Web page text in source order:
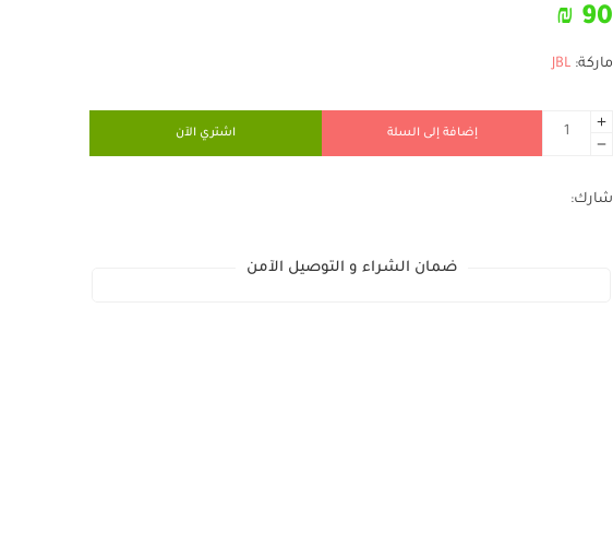
90
₪
ماركة: JBL
إضافة إلى السلة اشتري الآن
شارك:
ضمان الشراء و التوصيل الآمن